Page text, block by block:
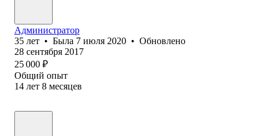
Администратор
35 лет • Была 7 июля 2020 • Обновлено
28 сентября 2017
25 000 ₽
Общий опыт
14 лет 8 месяцев